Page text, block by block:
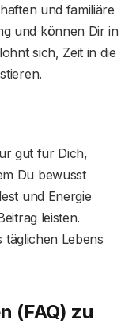
und familiäre
und können Dir in
sich, Zeit in die
gut für Dich,
Du bewusst
und Energie
leisten.
täglichen Lebens
(FAQ) zu